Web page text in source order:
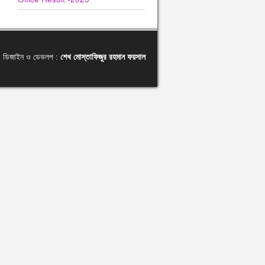
ডিজাইন ও ডেভলপ : শেখ মোস্তাফিজুর রহমান ফয়সাল